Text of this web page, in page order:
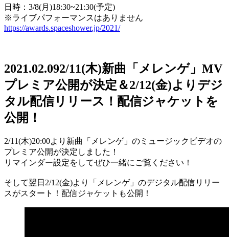
日時：3/8(月)18:30~21:30(予定)
※ライブパフォーマンスはありません
https://awards.spaceshower.jp/2021/
2021.02.092/11(木)新曲「メレンゲ」MV
プレミア公開が決定＆2/12(金)よりデジ
タル配信リリース！配信ジャケットを
公開！
2/11(木)20:00より新曲「メレンゲ」のミュージックビデオの
プレミア公開が決定しました！
リマインダー設定をしてぜひ一緒にご覧ください！
そして翌日2/12(金)より「メレンゲ」のデジタル配信リリー
スがスタート！配信ジャケットも公開！